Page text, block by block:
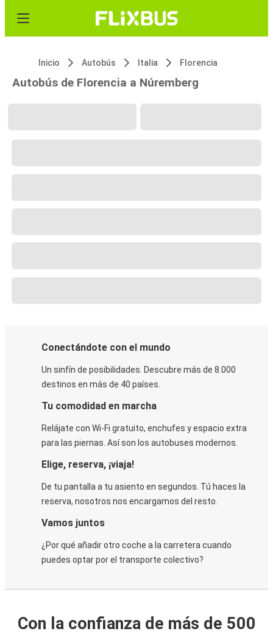
Inicio Autobús Italia Florencia
Autobús de Florencia a Núremberg
Conectándote con el mundo
Un sinfín de posibilidades. Descubre más de 8.000
destinos en más de 40 países.
Tu comodidad en marcha
Relájate con Wi-Fi gratuito, enchufes y espacio extra
para las piernas. Así son los autobuses modernos.
Elige, reserva, ¡viaja!
De tu pantalla a tu asiento en segundos. Tú haces la
reserva, nosotros nos encargamos del resto.
Vamos juntos
¿Por qué añadir otro coche a la carretera cuando
puedes optar por el transporte colectivo?
Con la confianza de más de 500